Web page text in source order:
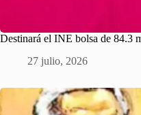
Destinará el INE bolsa de 84.3
27 julio, 2026